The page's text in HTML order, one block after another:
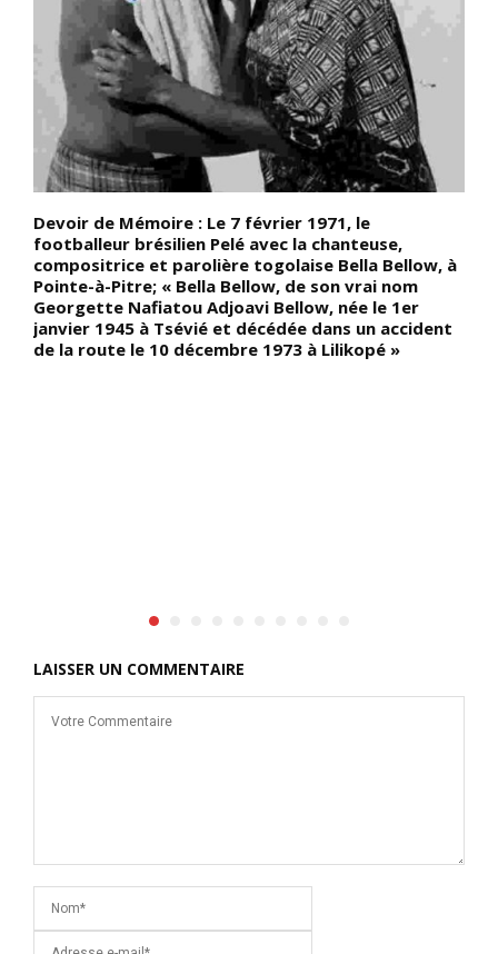
Devoir de Mémoire : Le 7 février 1971, le
footballeur brésilien Pelé avec la chanteuse,
compositrice et parolière togolaise Bella Bellow, à
Pointe-à-Pitre; « Bella Bellow, de son vrai nom
Georgette Nafiatou Adjoavi Bellow, née le 1er
janvier 1945 à Tsévié et décédée dans un accident
de la route le 10 décembre 1973 à Lilikopé »
LAISSER UN COMMENTAIRE